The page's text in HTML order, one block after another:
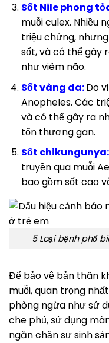
Sốt Nile phong
muỗi culex. Nhiều
triệu chứng,
sốt, và có thể gây
như viêm não.
Sốt vàng da:Do
Anopheles. Các
và có thể gây ra
tổn thương gan.
Sốt chikungunya:
truyền qua muỗi
bao gồm sốt cao
5 Loại bệnh phổ
Để bảo vệ bản thân
muỗi, quan trọng
phòng ngừa như sử
che phủ, sử dụng
ngăn chặn sự sinh